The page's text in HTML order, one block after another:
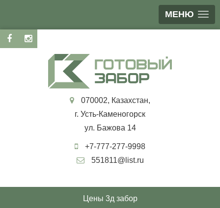
МЕНЮ
070002, Казахстан,
г. Усть-Каменогорск
ул. Бажова 14
+7-777-277-9998
551811@list.ru
Цены 3д забор